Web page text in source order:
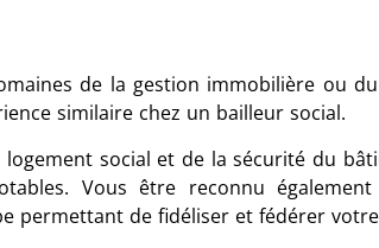
de la gestion immobilière ou
similaire chez un bailleur social.
logement social et de la sécurité du
Vous être reconnu
permettant de fidéliser et fédérer